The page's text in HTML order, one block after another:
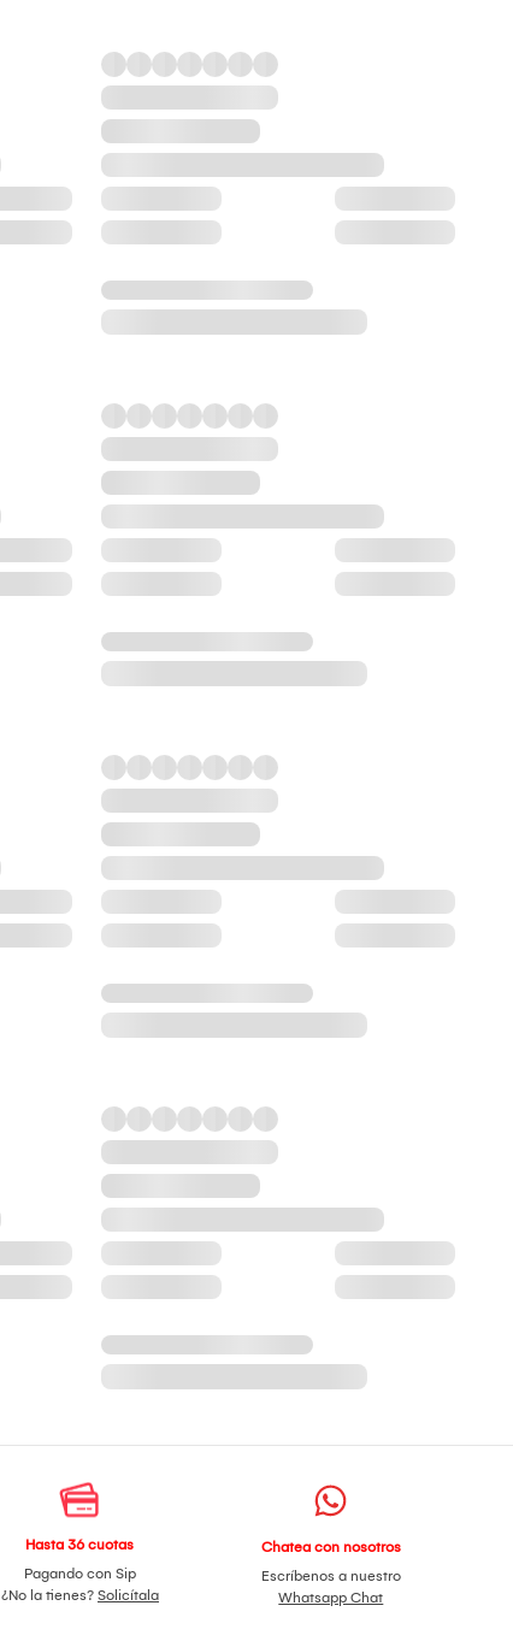
Hasta 36 cuotas
Pagando con Sip
¿No la tienes? Solicítala
Chatea con nosotros
Escríbenos a nuestro
Whatsapp Chat